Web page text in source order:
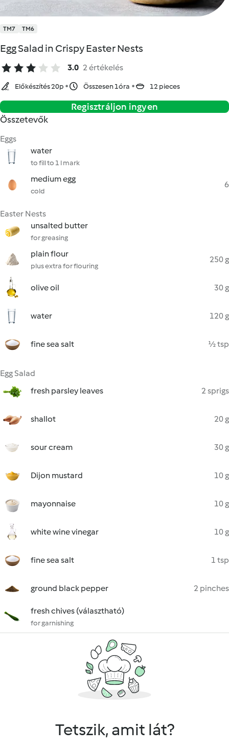
TM7 TM6
Egg Salad in Crispy Easter Nests
3.0 2 értékelés
Előkészítés 20p Összesen 1óra 12 pieces
Regisztráljon ingyen
Összetevők
Eggs
water
to fill to 1 l mark
medium egg
cold
6
Easter Nests
unsalted butter
for greasing
plain flour
plus extra for flouring
250 g
olive oil 30 g
water 120 g
fine sea salt ½ tsp
Egg Salad
fresh parsley leaves
2 sprigs
shallot 20 g
sour cream 30 g
Dijon mustard 10 g
mayonnaise 10 g
white wine vinegar 10 g
fine sea salt 1 tsp
ground black pepper 2 pinches
fresh chives (választható)
for garnishing
Tetszik, amit lát?